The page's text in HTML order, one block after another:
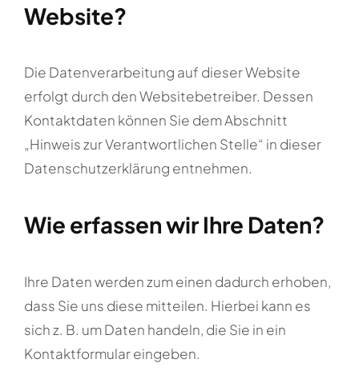
Website?
Die Datenverarbeitung auf dieser Website
erfolgt durch den Websitebetreiber. Dessen
Kontaktdaten können Sie dem Abschnitt
„Hinweis zur Verantwortlichen Stelle“ in dieser
Datenschutzerklärung entnehmen.
Wie erfassen wir Ihre Daten?
Ihre Daten werden zum einen dadurch erhoben,
dass Sie uns diese mitteilen. Hierbei kann es
sich z. B. um Daten handeln, die Sie in ein
Kontaktformular eingeben.